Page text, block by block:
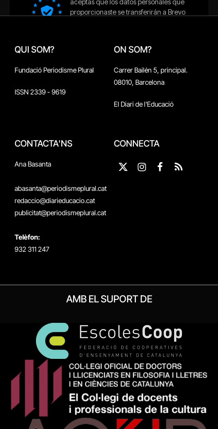
QUI SOM?
Fundació Periodisme Plural
ISSN 2339 - 9619
ON SOM?
Carrer Bailén 5, principal.
08010, Barcelona
El Diari de l'Educació
CONTACTA'NS
Ana Basanta
abasanta@periodismeplural.cat
redaccio@diarieducacio.cat
publicitat@periodismeplural.cat
Telèfon:
932 311 247
CONNECTA
X
Instagram
Facebook
RSS
AMB EL SUPORT DE